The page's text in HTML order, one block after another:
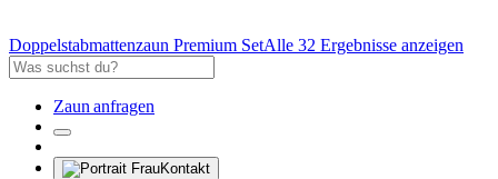
Doppelstabmattenzaun Premium SetAlle 32 Ergebnisse anzeigen
Zaun anfragen
Kontakt